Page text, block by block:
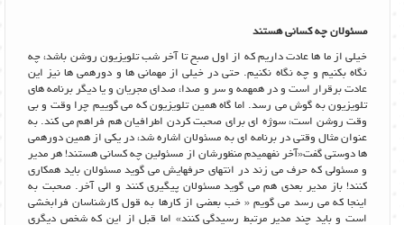
مسئولان چه کسانی هستند
خیلی از ما ها عادت داریم که از اول صبح تا آخر شب تلویزیون روشن باشد، چه
نگاه بکنیم و چه نگاه نکنیم. حتی در خیلی از مهمانی ها و دورهمی ها نیز این
عادت برقرار است و در همهمه و سر و صدا، صدای مجریان و یا دیگر برنامه های
تلویزیون به گوش می رسد. اما گاه همین تلویزیون که می گوییم چرا وقت و بی
وقت روشن است، سوژه ای برای صحبت کردن اطرافیان هم فراهم می کند. به
عنوان مثال وقتی در برنامه ای به مسئولان اشاره شد، در یکی از همین دورهمی
ها دوستی گفت«آخر نفهمیدم منظورشان از مسئولین چه کسانی هستند! هر مدیر
و مسئولی که حرف می زند در انتهای حرفهایش می گوید مسئولان باید همکاری
کنند! باز مدیر بعدی هم می گوید مسئولان پیگیری کنند و الی آخر. صحبت به
اینجا که می رسد می گویم « خب بعضی از کارها به قول کارشناسان فرابخشی
است و باید چند مدیر مرتبط رسیدگی کنند» اما قبل از این که شخص دیگری